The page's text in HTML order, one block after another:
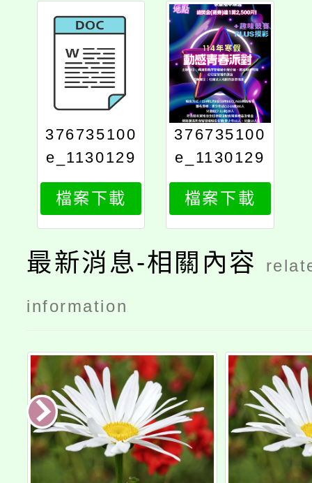
376735100
e_1130129
330_attach
3
檔案下載
376735100
e_1130129
330_attach
2
檔案下載
最新消息-相關內容
information